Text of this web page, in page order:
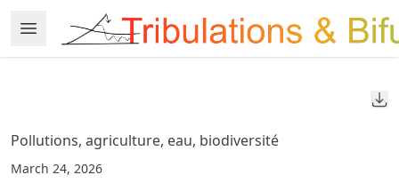
to
article
to
content
Open Menu
Made with MyST
Pollutions, agriculture, eau, biodiversité
March 24, 2026